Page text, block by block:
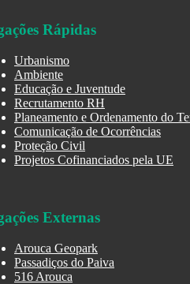
Rápidas
Urbanismo
Ambiente
Educação e Juventude
Recrutamento RH
Planeamento e Ordenamento do
Comunicação de Ocorrências
Proteção Civil
Projetos Cofinanciados pela UE
Externas
Arouca Geopark
Passadiços do Paiva
516 Arouca